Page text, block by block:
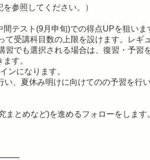
参照してください。）
テスト(9月申旬)での得点UPを狙いま
て受講科目数の上限を設けます。レギ
習でも選択される場合は、復習・予習
す。
ンになります。
、夏休み明けに向けてのの予習を行
まとめなど)を進めるフォローをします